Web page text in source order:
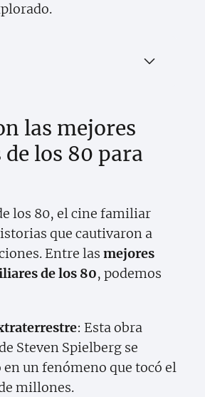
las mejores
los 80 para
los 80, el cine familiar
que cautivaron a
Entre las mejores
de los 80, podemos
: Esta obra
Steven Spielberg se
un fenómeno que tocó el
millones.